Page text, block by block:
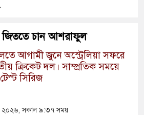
জিততে চান আশরাফুল
আগামী জুনে অস্ট্রেলিয়া সফরে
ক্রিকেট দল। সাম্প্রতিক সময়ে
সিরিজ
সকাল ৯:৩৭ সময়